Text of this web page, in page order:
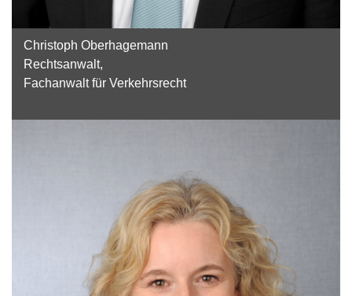
Christoph Oberhagemann
Rechtsanwalt,
Fachanwalt für Verkehrsrecht